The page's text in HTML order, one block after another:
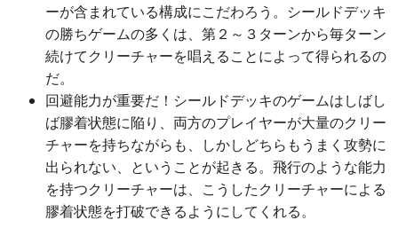
ーが含まれている構成にこだわろう。シールドデッキ
の勝ちゲームの多くは、第２～３ターンから毎ターン
続けてクリーチャーを唱えることによって得られるの
だ。
回避能力が重要だ！シールドデッキのゲームはしばし
ば膠着状態に陥り、両方のプレイヤーが大量のクリー
チャーを持ちながらも、しかしどちらもうまく攻勢に
出られない、ということが起きる。飛行のような能力
を持つクリーチャーは、こうしたクリーチャーによる
膠着状態を打破できるようにしてくれる。